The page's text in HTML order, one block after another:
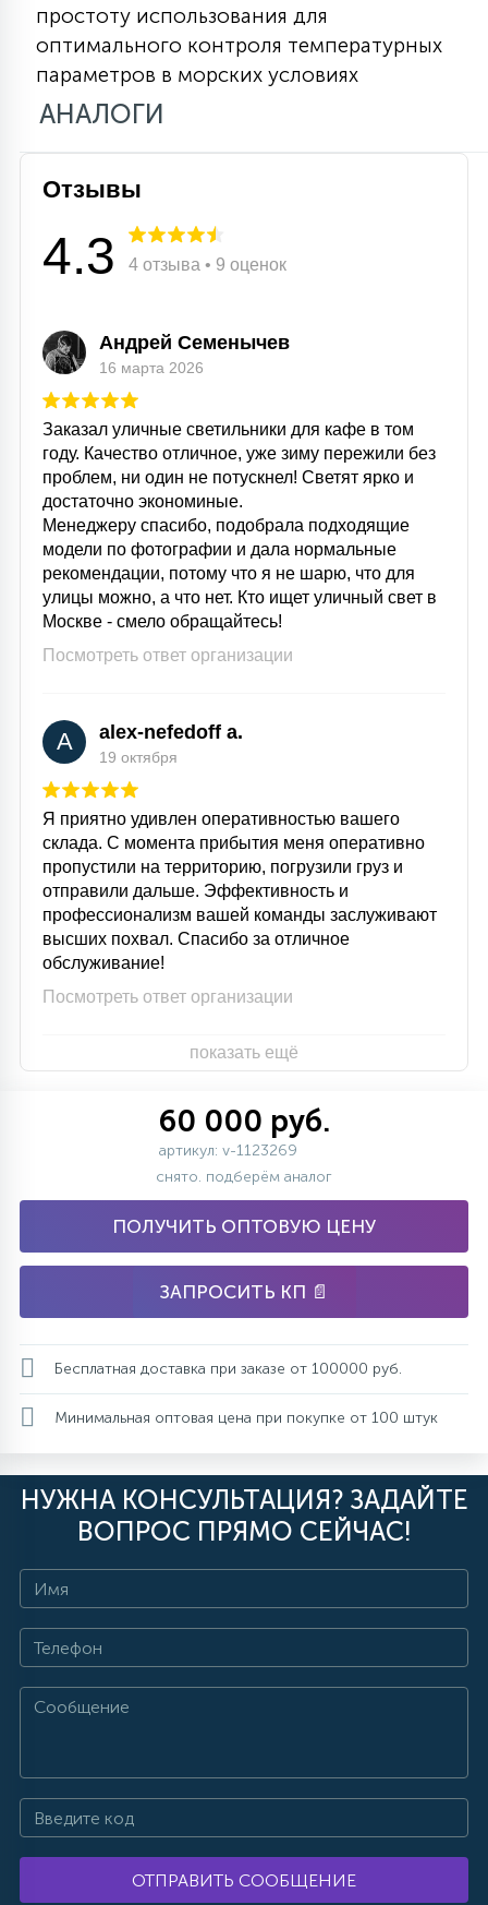
С УПРАВЛЕНИЕМ
АКСЕССУАРЫ
простоту использования для
оптимального контроля температурных
параметров в морских условиях
АНАЛОГИ
Отзывы
4.3 4 отзыва • 9 оценок
Андрей Семенычев
16 марта 2026
Заказал уличные светильники для кафе в том
году. Качество отличное, уже зиму пережили без
проблем, ни один не потускнел! Светят ярко и
достаточно экономиные.
Менеджеру спасибо, подобрала подходящие
модели по фотографии и дала нормальные
рекомендации, потому что я не шарю, что для
улицы можно, а что нет. Кто ищет уличный свет в
Москве - смело обращайтесь!
Посмотреть ответ организации
A alex-nefedoff a.
19 октября
Я приятно удивлен оперативностью вашего
склада. С момента прибытия меня оперативно
пропустили на территорию, погрузили груз и
отправили дальше. Эффективность и
профессионализм вашей команды заслуживают
высших похвал. Спасибо за отличное
обслуживание!
Посмотреть ответ организации
показать ещё
60 000 руб.
артикул: v-1123269
снято. подберём аналог
ПОЛУЧИТЬ ОПТОВУЮ ЦЕНУ
ЗАПРОСИТЬ КП 📄
Бесплатная доставка при заказе от 100000 руб.
Минимальная оптовая цена при покупке от 100 штук
НУЖНА КОНСУЛЬТАЦИЯ? ЗАДАЙТЕ
ВОПРОС ПРЯМО СЕЙЧАС!
ОТПРАВИТЬ СООБЩЕНИЕ